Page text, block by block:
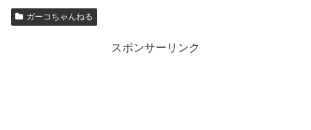
ガーコちゃんねる
スポンサーリンク